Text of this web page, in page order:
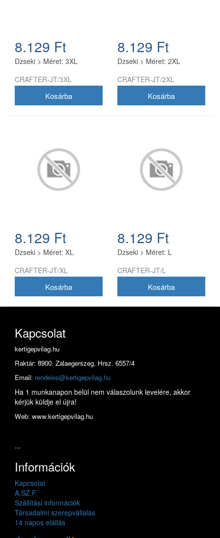
8.129 Ft
Dzseki > Méret: 3XL
CRAFTER-JT/3XL
8.129 Ft
Dzseki > Méret: 2XL
CRAFTER-JT/2XL
8.129 Ft
Dzseki > Méret: XL
CRAFTER-JT/XL
8.129 Ft
Dzseki > Méret: L
CRAFTER-JT/L
Kapcsolat
kertigepvilag.hu
Raktár: 8900. Zalaegerszeg, Hrsz. 6557/4
Email: rendeles@kertigepvilag.hu
Ha 1 munkanapon belül nem válaszolunk levelére, akkor
kérjük küldje el újra!
Web: www.kertigepvilag.hu
...
Információk
Kapcsolat
A.SZ.F.
Szállítási információk
Társadalmi szerepvállalás
14 napos elállás